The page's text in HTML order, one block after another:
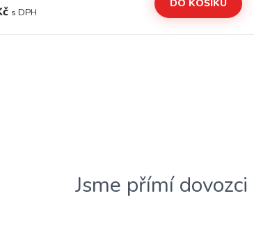
s DPH
DO KOŠÍKU
Jsme přímí dovozci